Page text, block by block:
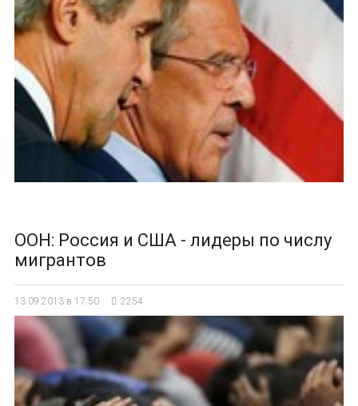
ООН: Россия и США - лидеры по числу
мигрантов
13.09.2013 в 17:50 2254